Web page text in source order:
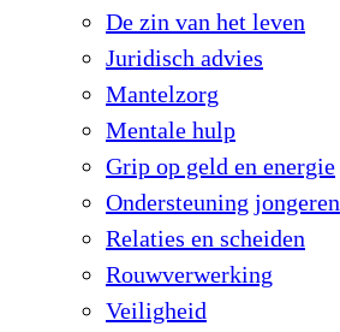
De zin van het leven
Juridisch advies
Mantelzorg
Mentale hulp
Grip op geld en energie
Ondersteuning jongeren
Relaties en scheiden
Rouwverwerking
Veiligheid